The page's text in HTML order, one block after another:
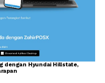
dengan Hyundai Hillstate,